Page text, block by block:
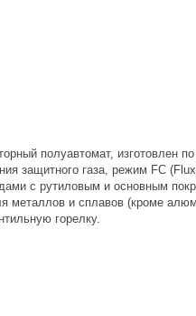
полуавтомат, изготовлен
защитного газа, режим FC
с рутиловым и основным
металлов и сплавов (кроме
горелку.